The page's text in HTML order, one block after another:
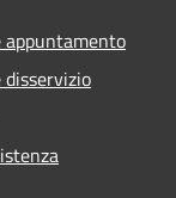
appuntamento
disservizio